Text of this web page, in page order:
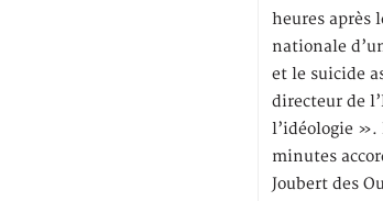
heures après
nationale
et le suicide
directeur de
l’idéologie ».
minutes
Joubert des